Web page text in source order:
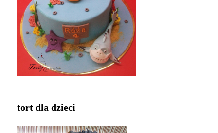
tort dla dzieci